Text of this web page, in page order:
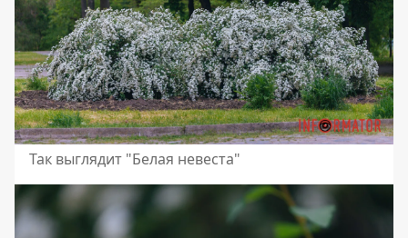
Так выглядит "Белая невеста"